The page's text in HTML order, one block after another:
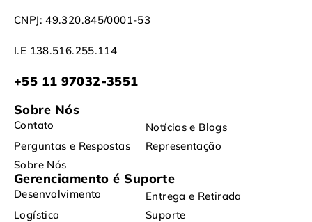
CNPJ: 49.320.845/0001-53
I.E 138.516.255.114
+55 11 97032-3551
Sobre Nós
Contato
Notícias e Blogs
Perguntas e Respostas
Representação
Sobre Nós
Gerenciamento é Suporte
Desenvolvimento
Entrega e Retirada
Logística
Suporte